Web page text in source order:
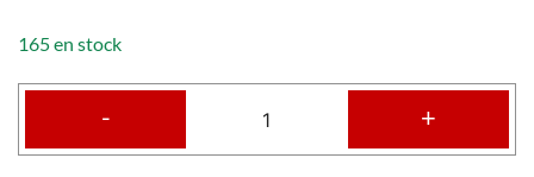
165 en stock
- +